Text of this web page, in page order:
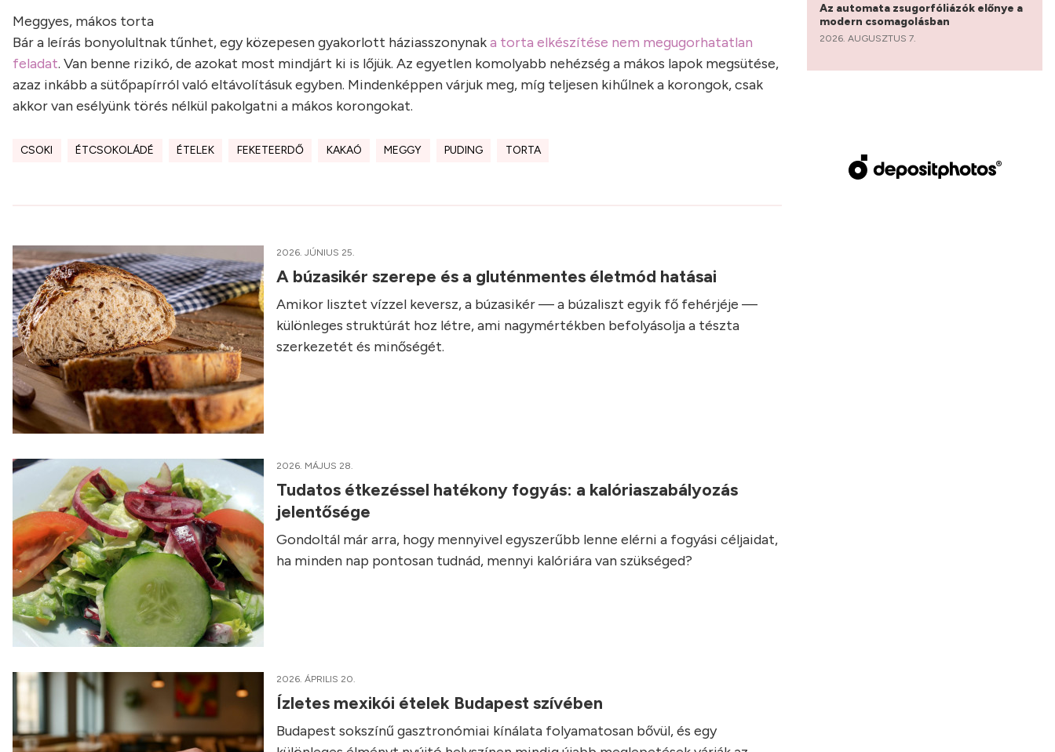
Meggyes, mákos torta
Bár a leírás bonyolultnak tűnhet, egy közepesen gyakorlott háziasszonynaka torta elkészítése nem megugorhatatlan
feladat. Van benne rizikó, de azokat most mindjárt ki is lőjük. Az egyetlen komolyabb nehézség a mákos lapok megsütése,
azaz inkább a sütőpapírról való eltávolításuk egyben. Mindenképpen várjuk meg, míg teljesen kihűlnek a korongok, csak
akkor van esélyünk törés nélkül pakolgatni a mákos korongokat.
CSOKI ÉTCSOKOLÁDÉ ÉTELEK FEKETEERDŐ KAKAÓ MEGGY PUDING TORTA
2026. JÚNIUS 25.
A búzasikér szerepe és a gluténmentes életmód hatásai
Amikor lisztet vízzel keversz, a búzasikér — a búzaliszt egyik fő fehérjéje —
különleges struktúrát hoz létre, ami nagymértékben befolyásolja a tészta
szerkezetét és minőségét.
2026. MÁJUS 28.
Tudatos étkezéssel hatékony fogyás: a kalóriaszabályozás
jelentősége
Gondoltál már arra, hogy mennyivel egyszerűbb lenne elérni a fogyási céljaidat,
ha minden nap pontosan tudnád, mennyi kalóriára van szükséged?
2026. ÁPRILIS 20.
Ízletes mexikói ételek Budapest szívében
Budapest sokszínű gasztronómiai kínálata folyamatosan bővül, és egy
Az automata zsugorfóliázók előnye a
modern csomagolásban
2026. AUGUSZTUS 7.